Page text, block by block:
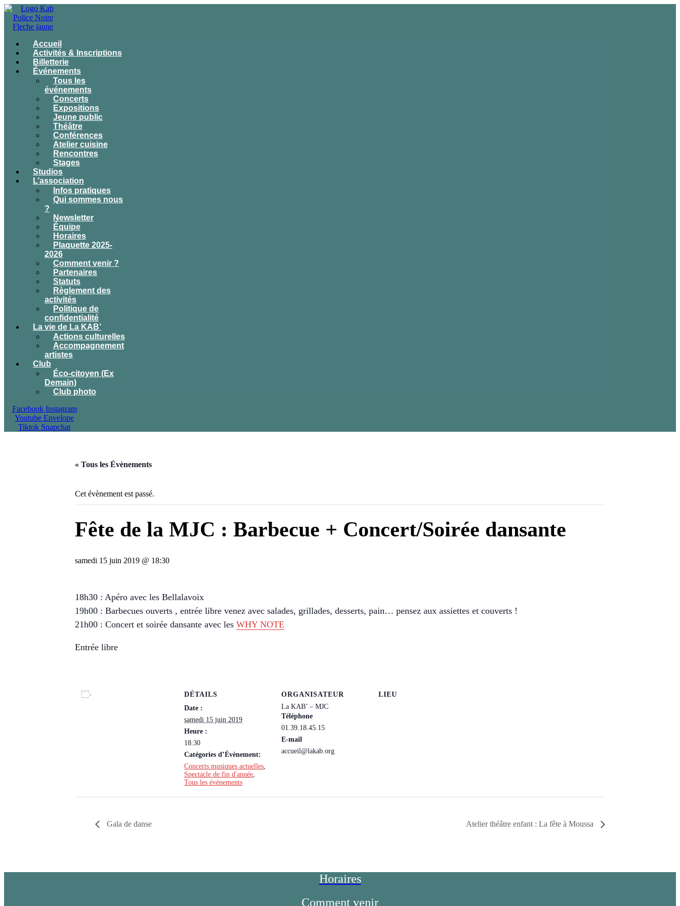
Accueil
Activités & Inscriptions
Billetterie
Événements
Tous les
événements
Concerts
Expositions
Jeune public
Théâtre
Conférences
Atelier cuisine
Rencontres
Stages
Studios
L’association
Infos pratiques
Qui sommes nous
?
Newsletter
Équipe
Horaires
Plaquette 2025-
2026
Comment venir ?
Partenaires
Statuts
Règlement des
activités
Politique de
confidentialité
La vie de La KAB’
Actions culturelles
Accompagnement
artistes
Club
Éco-citoyen (Ex
Demain)
Club photo
Facebook Instagram
Youtube Envelope
Tiktok Snapchat
« Tous les Évènements
Cet évènement est passé.
Fête de la MJC : Barbecue + Concert/Soirée dansante
samedi 15 juin 2019 @ 18:30
18h30 : Apéro avec les Bellalavoix
19h00 : Barbecues ouverts , entrée libre venez avec salades, grillades, desserts, pain… pensez aux assiettes et couverts !
21h00 : Concert et soirée dansante avec les WHY NOTE
Entrée libre
DÉTAILS
Date :
samedi 15 juin 2019
Heure :
18:30
Catégories d’Évènement:
Concerts musiques actuelles
Spectacle de fin d'année
Tous les événements
ORGANISATEUR
La KAB’ – MJC
Téléphone
01.39.18.45.15
E-mail
accueil@lakab.org
LIEU
Gala de danse Atelier théâtre enfant : La fête à Moussa
Horaires
Comment venir